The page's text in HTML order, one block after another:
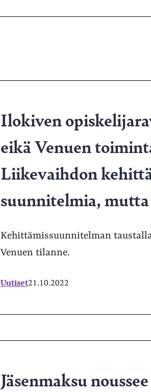
Ilokiven
eikä Venuen
Liikevaihdon
suunnitelmia, mutta
Kehittämissuunnitelman
Venuen tilanne.
Uutiset21.10.2022
Jäsenmaksu